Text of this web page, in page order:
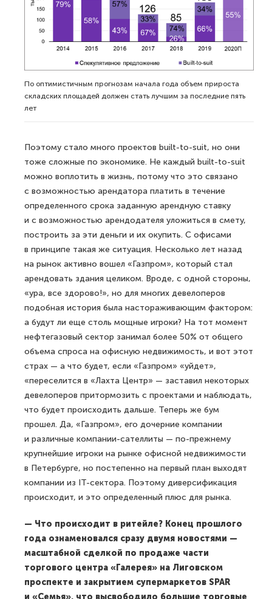
По оптимистичным прогнозам начала года объем прироста
складских площадей должен стать лучшим за последние пять
лет
Поэтому стало много проектов built-to-suit, но они
тоже сложные по экономике. Не каждый built-to-suit
можно воплотить в жизнь, потому что это связано
с возможностью арендатора платить в течение
определенного срока заданную арендную ставку
и с возможностью арендодателя уложиться в смету,
построить за эти деньги и их окупить. С офисами
в принципе такая же ситуация. Несколько лет назад
на рынок активно вошел «Газпром», который стал
арендовать здания целиком. Вроде, с одной стороны,
«ура, все здорово!», но для многих девелоперов
подобная история была настораживающим фактором:
а будут ли еще столь мощные игроки? На тот момент
нефтегазовый сектор занимал более 50% от общего
объема спроса на офисную недвижимость, и вот этот
страх — а что будет, если «Газпром» «уйдет»,
«переселится в «Лахта Центр» — заставил некоторых
девелоперов притормозить с проектами и наблюдать,
что будет происходить дальше. Теперь же бум
прошел. Да, «Газпром», его дочерние компании
и различные компании-сателлиты — по-прежнему
крупнейшие игроки на рынке офисной недвижимости
в Петербурге, но постепенно на первый план выходят
компании из IT-сектора. Поэтому диверсификация
происходит, и это определенный плюс для рынка.
— Что происходит в ритейле? Конец прошлого
года ознаменовался сразу двумя новостями —
масштабной сделкой по продаже части
торгового центра «Галерея» на Лиговском
проспекте и закрытием супермаркетов SPAR